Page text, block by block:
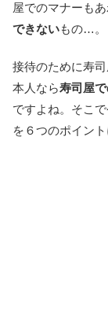
屋でのマナーも
できないもの…。
接待のために寿
本人なら寿司屋
ですよね。そこで
を６つのポイン